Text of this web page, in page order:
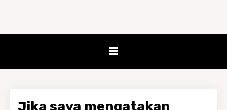
Jika saya mengatakan